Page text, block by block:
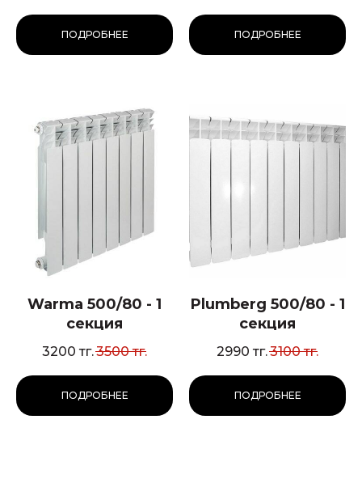
ПОДРОБНЕЕ ПОДРОБНЕЕ
Warma 500/80 - 1
секция
3200 тг.3500 тг.
ПОДРОБНЕЕ
Plumberg 500/80 - 1
секция
2990 тг.3100 тг.
ПОДРОБНЕЕ